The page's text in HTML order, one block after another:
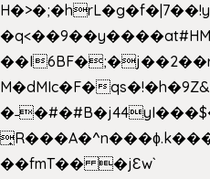
M�dMIc�F�
��fmT�� �jԐw`